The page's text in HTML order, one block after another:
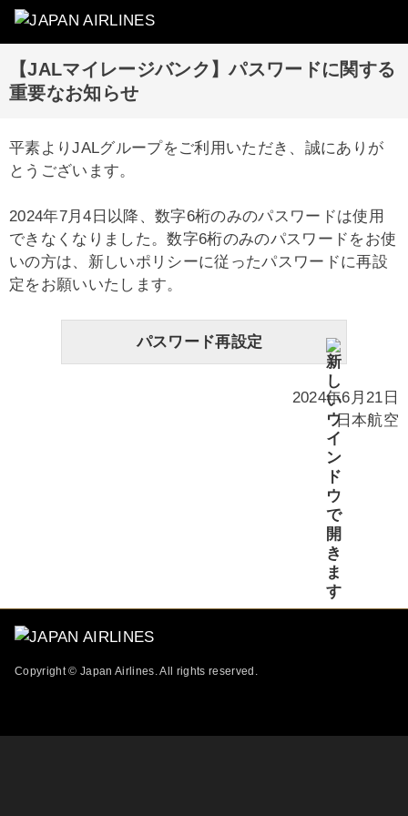
【JALマイレージバンク】パスワードに関する
重要なお知らせ
平素よりJALグループをご利用いただき、誠にありが
とうございます。
2024年7月4日以降、数字6桁のみのパスワードは使用
できなくなりました。数字6桁のみのパスワードをお使
いの方は、新しいポリシーに従ったパスワードに再設
定をお願いいたします。
パスワード再設定
2024年6月21日
日本航空
Copyright © Japan Airlines. All rights reserved.